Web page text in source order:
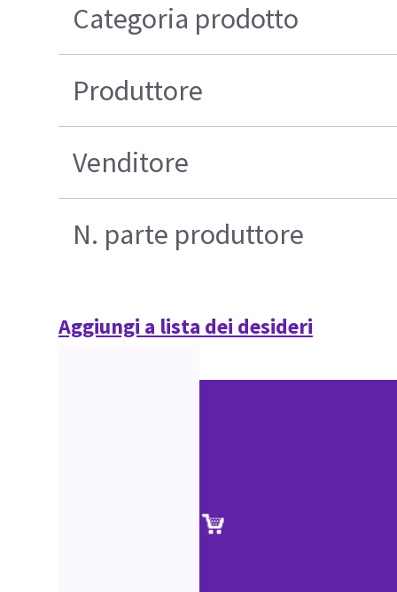
Categoria prodotto
Produttore
Venditore
N. parte produttore
Aggiungi a lista dei desideri